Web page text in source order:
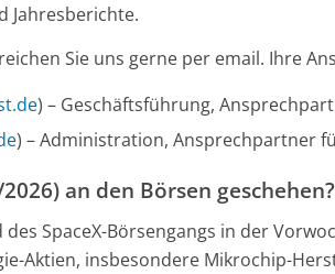
Jahresberichte.
Sie uns gerne per email. Ihre
) – Geschäftsführung,
) – Administration, Ansprechpartner
an den Börsen geschehen?
SpaceX-Börsengangs in der
Aktien, insbesondere Mikrochip-